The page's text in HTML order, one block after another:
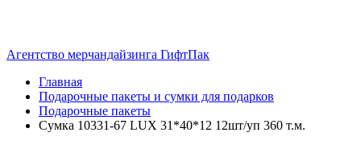
Агентство мерчандайзинга ГифтПак
Главная
Подарочные пакеты и сумки для подарков
Подарочные пакеты
Сумка 10331-67 LUX 31*40*12 12шт/уп 360 т.м.